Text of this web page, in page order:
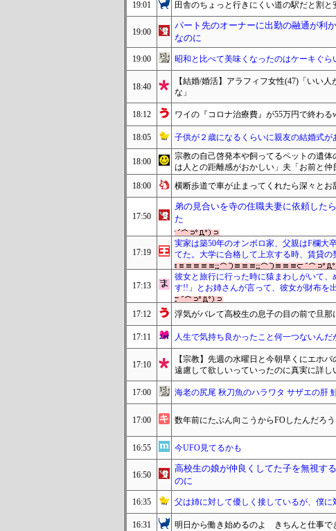
19:01 田舎のちょっと行きにくい道の駅だと割
19:00
パート先のオーナーに出勤の融通が利
なのに
19:00 昭和と比べて美味くなったのはケーキぐら
18:40
【結婚/婚活】アラフィフ女性(47)「いい
な」
18:12 ワイの『コロナ治療費』が55万円で終わ
18:05 子供が２歳になるくらいに親友の結婚式
18:00
宗教の自己啓発本や飼ってるペットの遺
は人との距離感がおかしい」夫「お前と仲
18:00 横断歩道で車が止まってくれたら深々とお
17:50
弟の見合いを寺の住職夫妻に依頼した
た
17:19
実家は築50年のオンボロ家、父親はF欄大
てた。大学に合格して上京する時、賃貸の
17:13
彼女と旅行に行った時に猿まわしがいて
す!!」とお姉さんが言って、彼女が財布を
17:12 浮気がバレて高校生の息子の目の前で旦
17:11 人生で気持ち良かったこと何一つないんだ
17:10
【宗教】先週の水曜日と今朝早くにエホ
遠慮して欲しいっていったのに真実に詳し
17:00 海老の尻尾 秋刀魚のハラワタ サザエの肝
17:00 数年前にたぶん向こうからFOしたんだろ
16:55 今UFO見てるかも
16:50
高校生の娘が仲良くしてた子を無視す
のに
16:35 父は姉に対して優しく接しているが、僕
16:31 明日から働き始めるのよ きちんと仕事で